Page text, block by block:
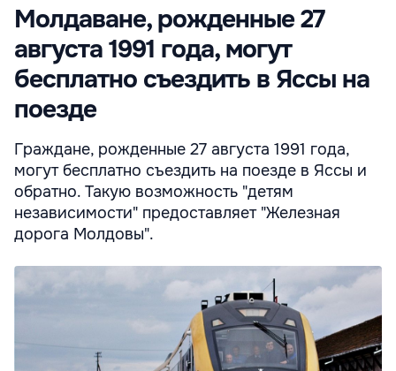
Молдаване, рожденные 27
августа 1991 года, могут
бесплатно съездить в Яссы на
поезде
Граждане, рожденные 27 августа 1991 года,
могут бесплатно съездить на поезде в Яссы и
обратно. Такую возможность "детям
независимости" предоставляет "Железная
дорога Молдовы".